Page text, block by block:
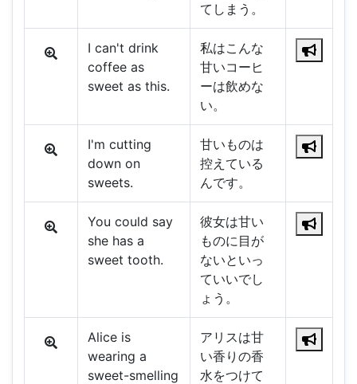
てしまう。
I can't drink
coffee as
sweet as this.
私はこんな
甘いコーヒ
ーは飲めな
い。
I'm cutting
down on
sweets.
甘いものは
控えている
んです。
You could say
she has a
sweet tooth.
彼女は甘い
ものに目が
ないといっ
ていいでし
ょう。
Alice is
wearing a
sweet-smelling
アリスは甘
い香りの香
水をつけて